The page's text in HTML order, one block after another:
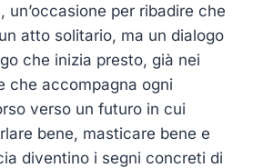
un’occasione per ribadire che
atto solitario, ma un dialogo
che inizia presto, già nei
che accompagna ogni
verso un futuro in cui
bene, masticare bene e
diventino i segni concreti di